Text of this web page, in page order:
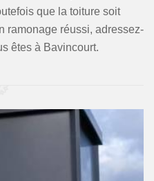
que la toiture soit
ramonage réussi, adressez-
êtes à Bavincourt.